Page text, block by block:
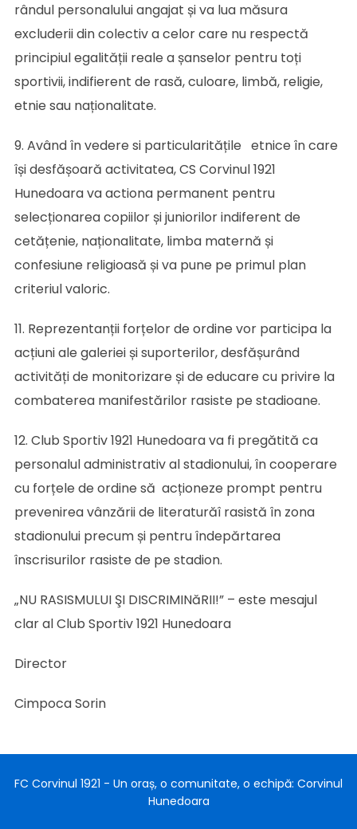
rândul personalului angajat și va lua măsura
excluderii din colectiv a celor care nu respectă
principiul egalității reale a șanselor pentru toți
sportivii, indifierent de rasă, culoare, limbă, religie,
etnie sau naționalitate.
9. Având în vedere si particularitățile etnice în care
își desfășoară activitatea, CS Corvinul 1921
Hunedoara va actiona permanent pentru
selecționarea copiilor și juniorilor indiferent de
cetățenie, naționalitate, limba maternă și
confesiune religioasă și va pune pe primul plan
criteriul valoric.
11. Reprezentanții forțelor de ordine vor participa la
acțiuni ale galeriei și suporterilor, desfășurând
activități de monitorizare și de educare cu privire la
combaterea manifestărilor rasiste pe stadioane.
12. Club Sportiv 1921 Hunedoara va fi pregătită ca
personalul administrativ al stadionului, în cooperare
cu forțele de ordine să acționeze prompt pentru
prevenirea vânzării de literaturăî rasistă în zona
stadionului precum și pentru îndepărtarea
înscrisurilor rasiste de pe stadion.
„NU RASISMULUI ŞI DISCRIMINăRII!” – este mesajul
clar al Club Sportiv 1921 Hunedoara
Director
Cimpoca Sorin
FC Corvinul 1921 - Un oraș, o comunitate, o echipă: Corvinul
Hunedoara